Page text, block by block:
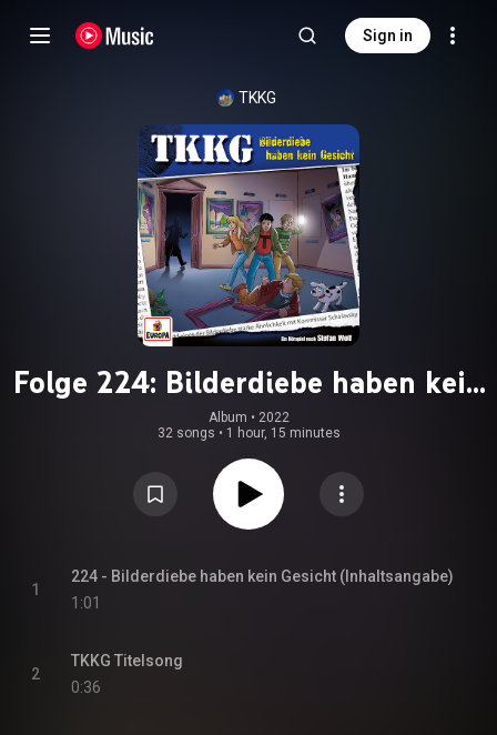
Sign in
TKKG
Folge 224: Bilderdiebe haben kein
Gesicht
Album • 2022
32 songs • 1 hour, 15 minutes
1
224 - Bilderdiebe haben kein Gesicht (Inhaltsangabe)
1:01
2
TKKG Titelsong
0:36